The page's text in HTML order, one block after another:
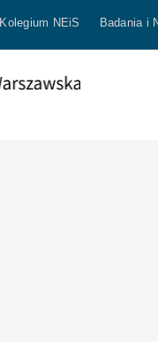
Kolegium NEiS Badania i